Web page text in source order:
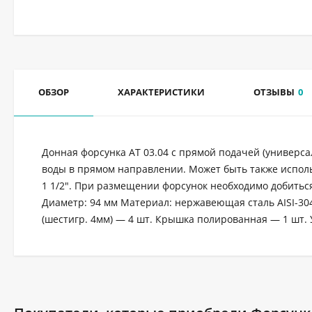
ОБЗОР ХАРАКТЕРИСТИКИ ОТЗЫВЫ 0
Донная форсунка АТ 03.04 с прямой подачей
воды в прямом направлении. Может быть также
1 1/2". При размещении форсунок необходимо
Диаметр: 94 мм Материал: нержавеющая сталь AISI-
(шестигр. 4мм) — 4 шт. Крышка полированная — 1 шт.